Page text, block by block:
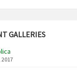
GALLERIES
2017